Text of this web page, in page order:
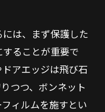
る実用性と美
と美観維持の秘
実用性を徹底解
は、まず保護した
ることが重要で
アエッジは飛び石
つつ、ボンネット
ィルムを施すとい